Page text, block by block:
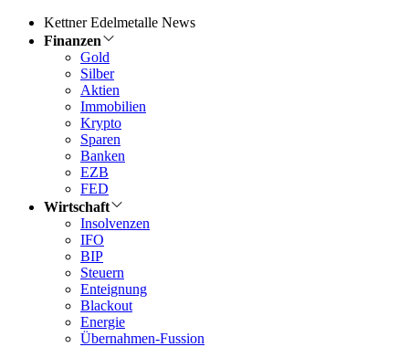
Kettner Edelmetalle News
Finanzen
Gold
Silber
Aktien
Immobilien
Krypto
Sparen
Banken
EZB
FED
Wirtschaft
Insolvenzen
IFO
BIP
Steuern
Enteignung
Blackout
Energie
Übernahmen-Fussion